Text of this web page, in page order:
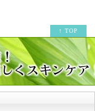
↑ TOP